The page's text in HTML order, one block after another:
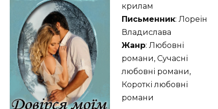
крилам
Письменник: Лореін
Владислава
Жанр: Любовні
романи, Сучасні
любовні романи,
Короткі любовні
романи